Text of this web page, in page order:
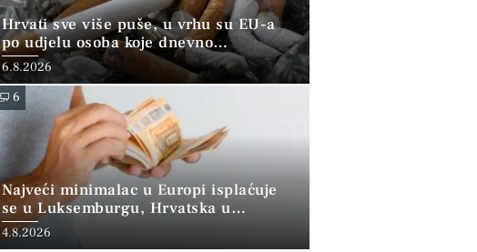
Hrvati sve više puše, u vrhu su EU-a
po udjelu osoba koje dnevno
konzumiraju duhan
6.8.2026
6
Najveći minimalac u Europi isplaćuje
se u Luksemburgu, Hrvatska u
“srednjoj skupini”
4.8.2026